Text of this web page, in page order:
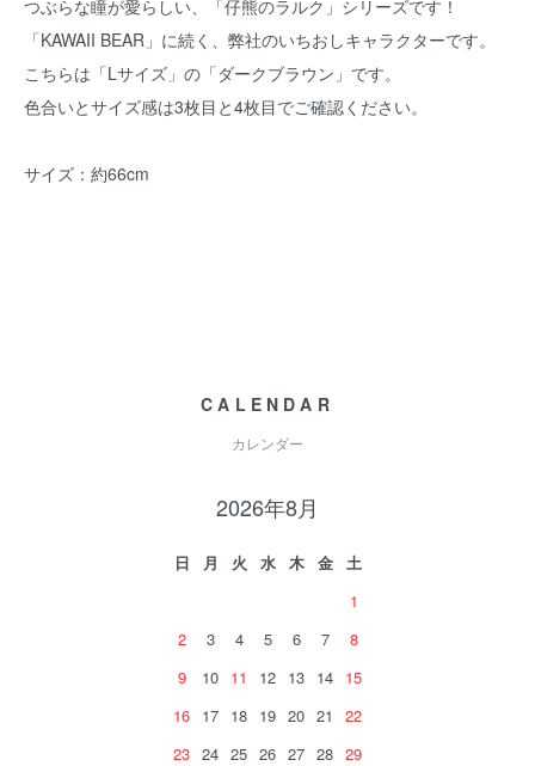
つぶらな瞳が愛らしい、「仔熊のラルク」シリーズです！
「KAWAII BEAR」に続く、弊社のいちおしキャラクターです。
こちらは「Lサイズ」の「ダークブラウン」です。
色合いとサイズ感は3枚目と4枚目でご確認ください。
サイズ：約66cm
CALENDAR
カレンダー
2026年8月
日 月 火 水 木 金
土
1
2
3 4 5 6 7
8
9
10 11 12 13 14 15
16 17 18 19 20 21
22
23 24 25 26 27 28 29